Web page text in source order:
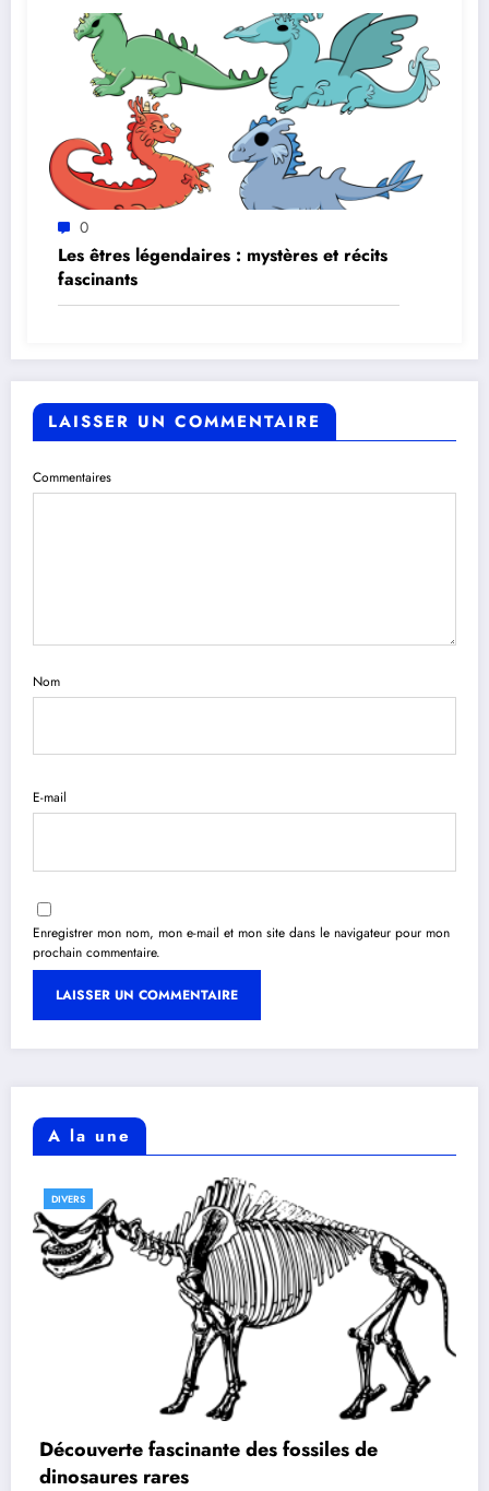
0
Les êtres légendaires : mystères et récits
fascinants
LAISSER UN COMMENTAIRE
Commentaires
Nom
E-mail
Enregistrer mon nom, mon e-mail et mon site dans le navigateur pour mon
prochain commentaire.
A la une
DIVERS
Découverte fascinante des fossiles de
dinosaures rares